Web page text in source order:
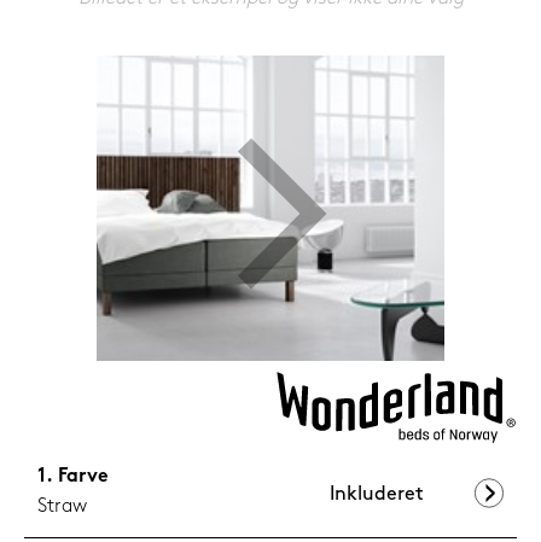
Farve
Straw
Inkluderet